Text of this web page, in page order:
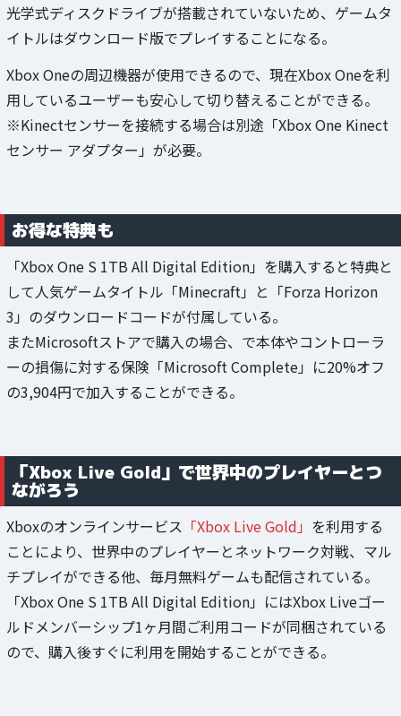
光学式ディスクドライブが搭載されていないため、ゲームタ
イトルはダウンロード版でプレイすることになる。
Xbox Oneの周辺機器が使用できるので、現在Xbox Oneを利
用しているユーザーも安心して切り替えることができる。
※Kinectセンサーを接続する場合は別途「Xbox One Kinect
センサー アダプター」が必要。
お得な特典も
「Xbox One S 1TB All Digital Edition」を購入すると特典と
して人気ゲームタイトル「Minecraft」と「Forza Horizon
3」のダウンロードコードが付属している。
またMicrosoftストアで購入の場合、で本体やコントローラ
ーの損傷に対する保険「Microsoft Complete」に20%オフ
の3,904円で加入することができる。
「Xbox Live Gold」で世界中のプレイヤーとつ
ながろう
Xboxのオンラインサービス 「Xbox Live Gold」 を利用する
ことにより、世界中のプレイヤーとネットワーク対戦、マル
チプレイができる他、毎月無料ゲームも配信されている。
「Xbox One S 1TB All Digital Edition」にはXbox Liveゴー
ルドメンバーシップ1ヶ月間ご利用コードが同梱されている
ので、購入後すぐに利用を開始することができる。